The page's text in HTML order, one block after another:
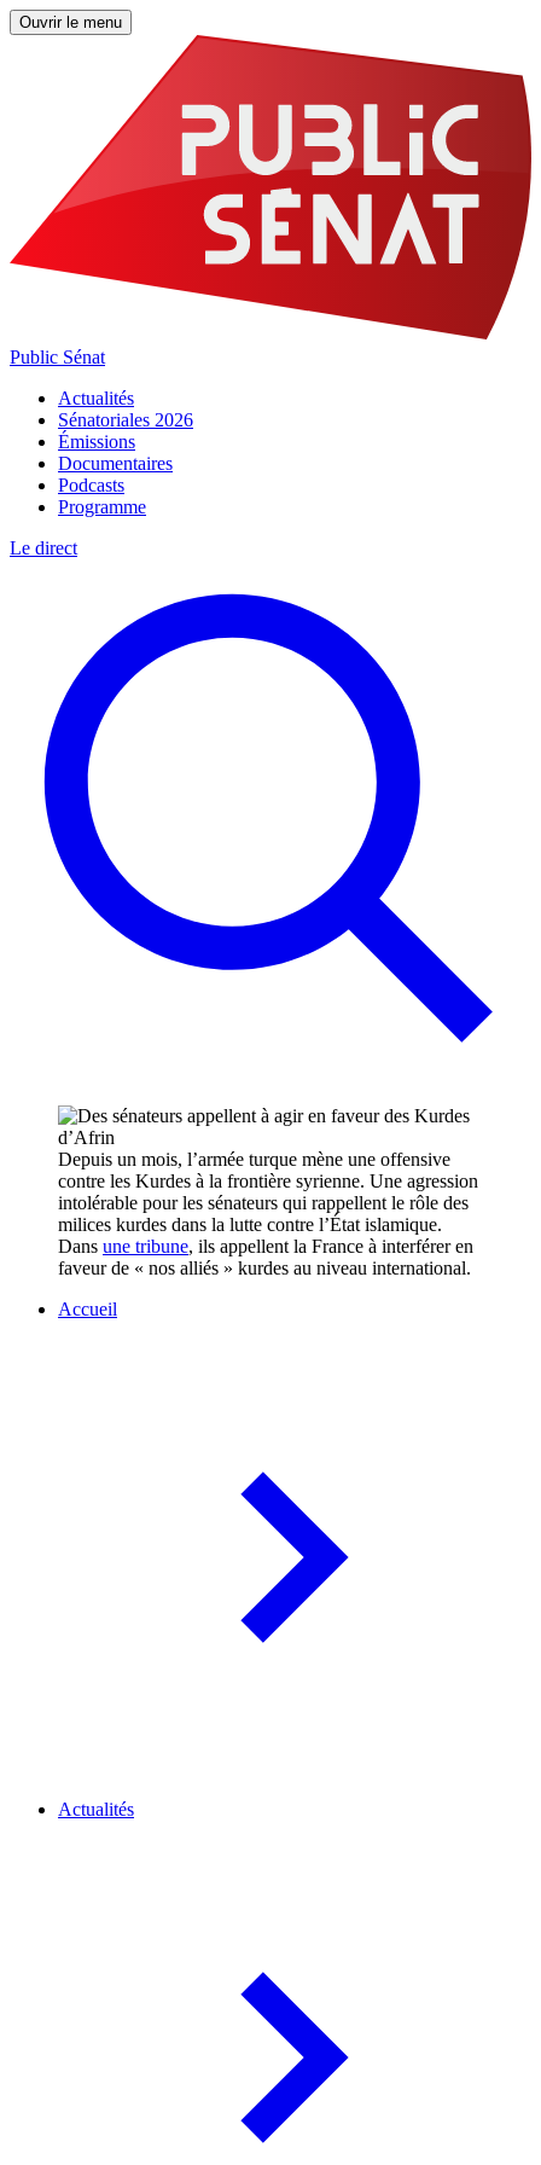
Ouvrir le menu
Public Sénat
Actualités
Sénatoriales 2026
Émissions
Documentaires
Podcasts
Programme
Le direct
Depuis un mois, l’armée turque mène une offensive
contre les Kurdes à la frontière syrienne. Une agression
intolérable pour les sénateurs qui rappellent le rôle des
milices kurdes dans la lutte contre l’État islamique.
Dans une tribune, ils appellent la France à interférer en
faveur de « nos alliés » kurdes au niveau international.
Accueil
Actualités